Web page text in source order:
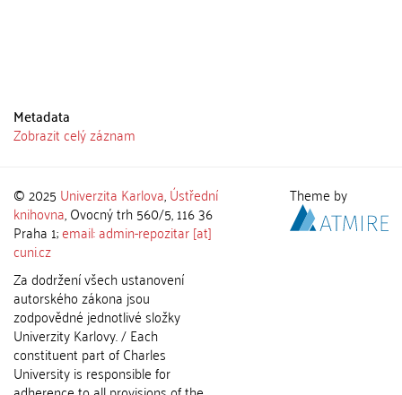
Metadata
Zobrazit celý záznam
© 2025 Univerzita Karlova,Ústřední
knihovna, Ovocný trh 560/5, 116 36
Praha 1;email: admin-repozitar [at]
cuni.cz
Za dodržení všech ustanovení
autorského zákona jsou
zodpovědné jednotlivé složky
Univerzity Karlovy. / Each
constituent part of Charles
University is responsible for
Theme by